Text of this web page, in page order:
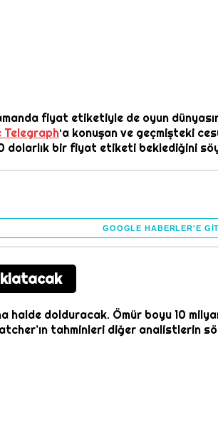
fiyat etiketiyle de oyun
Telegraph‘a konuşan ve geçmişteki
dolarlık bir fiyat etiketi beklediğini
GOOGLE HABERLER'E
dolduracak. Ömür boyu 10
tahminleri diğer analistlerin